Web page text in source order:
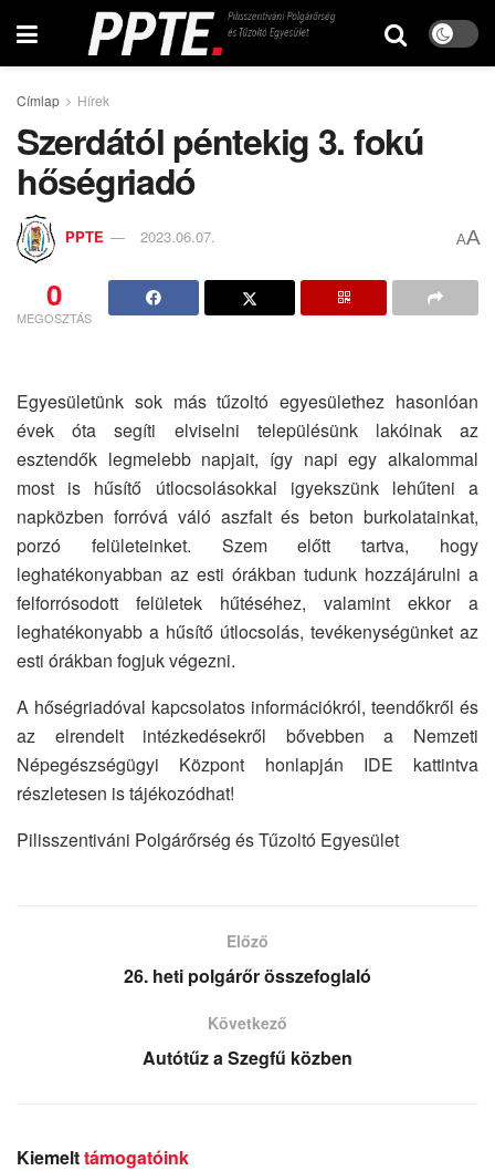
Címlap Hírek
Szerdától péntekig 3. fokú
hőségriadó
PPTE 2023.06.07. AA
0
MEGOSZTÁS
Egyesületünk sok más tűzoltó egyesülethez hasonlóan
évek óta segíti elviselni településünk lakóinak az
esztendők legmelebb napjait, így napi egy alkalommal
most is hűsítő útlocsolásokkal igyekszünk lehűteni a
napközben forróvá váló aszfalt és beton burkolatainkat,
porzó felületeinket. Szem előtt tartva, hogy
leghatékonyabban az esti órákban tudunk hozzájárulni a
felforrósodott felületek hűtéséhez, valamint ekkor a
leghatékonyabb a hűsítő útlocsolás, tevékenységünket az
esti órákban fogjuk végezni.
A hőségriadóval kapcsolatos információkról, teendőkről és
az elrendelt intézkedésekről bővebben a Nemzeti
Népegészségügyi Központ honlapján IDE kattintva
részletesen is tájékozódhat!
Pilisszentiváni Polgárőrség és Tűzoltó Egyesület
Előző
26. heti polgárőr összefoglaló
Következő
Autótűz a Szegfű közben
Kiemelttámogatóink